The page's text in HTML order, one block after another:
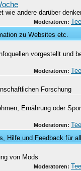
wie andere darüber
Moderatoren:
zu Websites etc.
vorgestellt und
Moderatoren:
Forschung
Ernährung oder
Moderatoren:
Hilfe und Feedback für
von Mods
Moderatoren: